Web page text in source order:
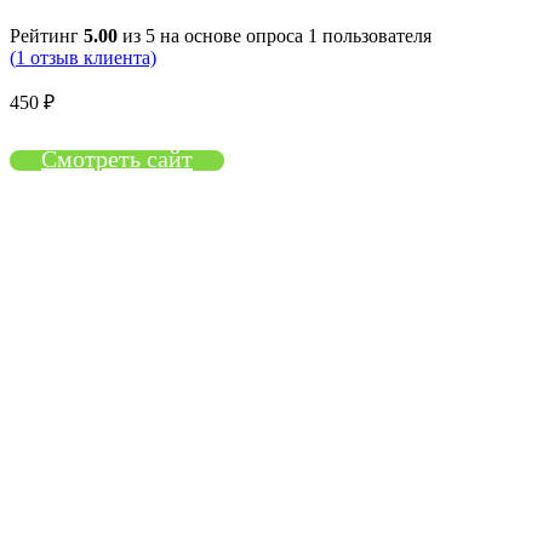
Рейтинг 5.00 из 5 на основе опроса 1 пользователя
(1 отзыв клиента)
450 ₽
Смотреть сайт